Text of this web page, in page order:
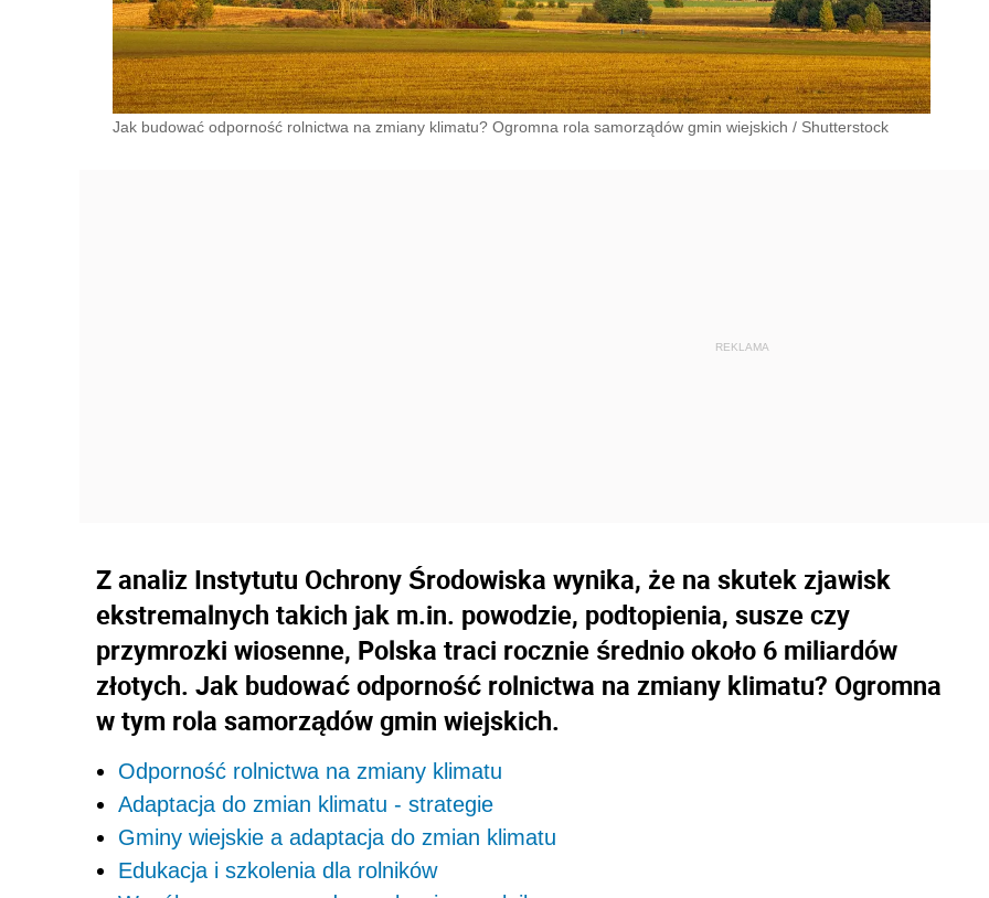
Jak budować odporność rolnictwa na zmiany klimatu? Ogromna rola samorządów gmin wiejskich / Shutterstock
Z analiz Instytutu Ochrony Środowiska wynika, że na skutek zjawisk
ekstremalnych takich jak m.in. powodzie, podtopienia, susze czy
przymrozki wiosenne, Polska traci rocznie średnio około 6 miliardów
złotych. Jak budować odporność rolnictwa na zmiany klimatu? Ogromna
w tym rola samorządów gmin wiejskich.
Odporność rolnictwa na zmiany klimatu
Adaptacja do zmian klimatu - strategie
Gminy wiejskie a adaptacja do zmian klimatu
Edukacja i szkolenia dla rolników